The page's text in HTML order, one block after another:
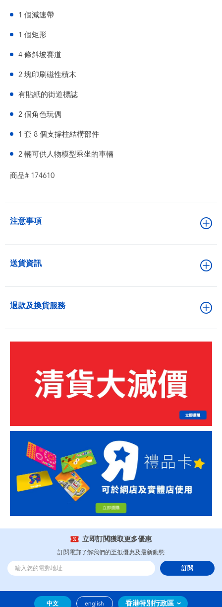
1 個減速帶
1 個矩形
4 條斜坡賽道
2 塊印刷磁性積木
有貼紙的街道標誌
2 個角色玩偶
1 套 8 個支撐柱結構部件
2 輛可供人物模型乘坐的車輛
商品# 174610
注意事項
送貨資訊
退款及換貨服務
立即訂閲獲取更多優惠
訂閲電郵了解我們的至抵優惠及最新動態
訂閲
中文 english 香港特別行政區